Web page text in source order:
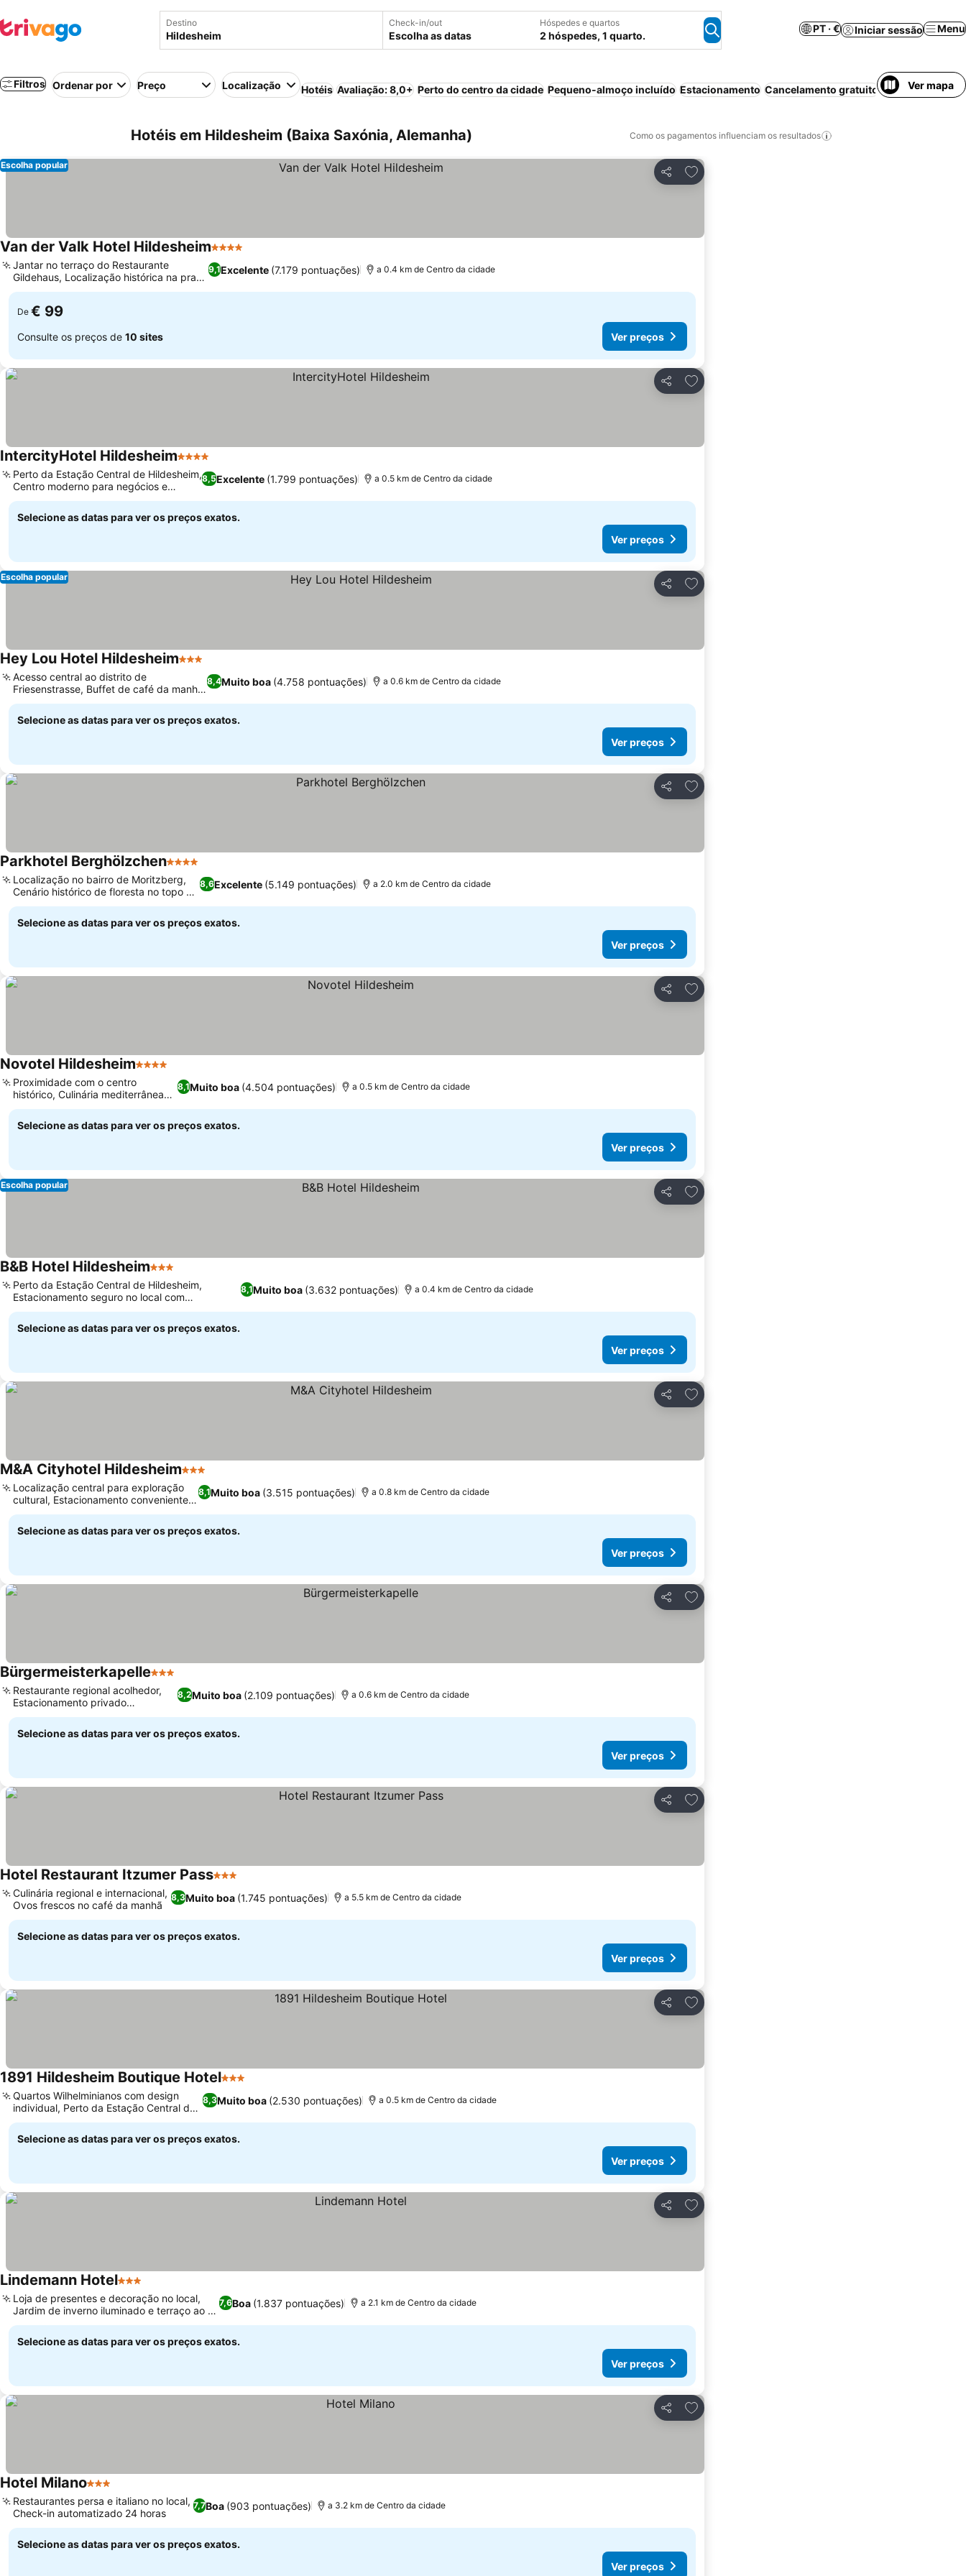
Destino Check-in/out
Escolha as datas
Hóspedes e quartos
2 hóspedes, 1 quarto.
PT · € Iniciar sessão Menu
Filtros Ordenar por Preço Localização Hotéis Avaliação: 8,0+ Perto do centro da cidade Pequeno-almoço incluído Estacionamento Cancelamento gratuito Ar condicionado
Ver mapa
Hotéis em Hildesheim (Baixa Saxónia, Alemanha) Como os pagamentos influenciam os resultados
Partilhar
Adicionar aos favoritos
Escolha popular
Van der Valk Hotel Hildesheim4 Estrelas
9,1Excelente (7.179 pontuações)
Jantar no terraço do Restaurante
Gildehaus, Localização histórica na praça
do mercado
a 0.4 km de Centro da cidade
De € 99
Consulte os preços de 10 sites Ver preços
Partilhar
Adicionar aos favoritos
IntercityHotel Hildesheim4 Estrelas
8,5Excelente (1.799 pontuações)
Perto da Estação Central de Hildesheim,
Centro moderno para negócios e
transporte
a 0.5 km de Centro da cidade
Selecione as datas para ver os preços exatos.
Ver preços
Partilhar
Adicionar aos favoritos
Escolha popular
Hey Lou Hotel Hildesheim3 Estrelas
8,4Muito boa (4.758 pontuações)
Acesso central ao distrito de
Friesenstrasse, Buffet de café da manhã
continental variado
a 0.6 km de Centro da cidade
Selecione as datas para ver os preços exatos.
Ver preços
Partilhar
Adicionar aos favoritos
Parkhotel Berghölzchen4 Estrelas
8,6Excelente (5.149 pontuações)
Localização no bairro de Moritzberg,
Cenário histórico de floresta no topo da
colina
a 2.0 km de Centro da cidade
Selecione as datas para ver os preços exatos.
Ver preços
Partilhar
Adicionar aos favoritos
Novotel Hildesheim4 Estrelas
8,1Muito boa (4.504 pontuações)
Proximidade com o centro
histórico, Culinária mediterrânea
no Sültino
a 0.5 km de Centro da cidade
Selecione as datas para ver os preços exatos.
Ver preços
Partilhar
Adicionar aos favoritos
Escolha popular
B&B Hotel Hildesheim3 Estrelas
8,1Muito boa (3.632 pontuações)
Perto da Estação Central de Hildesheim,
Estacionamento seguro no local com
carregamento para veículos elétricos
a 0.4 km de Centro da cidade
Selecione as datas para ver os preços exatos.
Ver preços
Partilhar
Adicionar aos favoritos
M&A Cityhotel Hildesheim3 Estrelas
8,1Muito boa (3.515 pontuações)
Localização central para exploração
cultural, Estacionamento conveniente
no local
a 0.8 km de Centro da cidade
Selecione as datas para ver os preços exatos.
Ver preços
Partilhar
Adicionar aos favoritos
Bürgermeisterkapelle3 Estrelas
8,2Muito boa (2.109 pontuações)
Restaurante regional acolhedor,
Estacionamento privado
conveniente
a 0.6 km de Centro da cidade
Selecione as datas para ver os preços exatos.
Ver preços
Partilhar
Adicionar aos favoritos
Hotel Restaurant Itzumer Pass3 Estrelas
8,3Muito boa (1.745 pontuações)
Culinária regional e internacional,
Ovos frescos no café da manhã
a 5.5 km de Centro da cidade
Selecione as datas para ver os preços exatos.
Ver preços
Partilhar
Adicionar aos favoritos
1891 Hildesheim Boutique Hotel3 Estrelas
8,3Muito boa (2.530 pontuações)
Quartos Wilhelminianos com design
individual, Perto da Estação Central de
Hildesheim
a 0.5 km de Centro da cidade
Selecione as datas para ver os preços exatos.
Ver preços
Partilhar
Adicionar aos favoritos
Lindemann Hotel3 Estrelas
7,6Boa (1.837 pontuações)
Loja de presentes e decoração no local,
Jardim de inverno iluminado e terraço ao ar
livre
a 2.1 km de Centro da cidade
Selecione as datas para ver os preços exatos.
Ver preços
Partilhar
Adicionar aos favoritos
Hotel Milano3 Estrelas
7,7Boa (903 pontuações)
Restaurantes persa e italiano no local,
Check-in automatizado 24 horas
a 3.2 km de Centro da cidade
Selecione as datas para ver os preços exatos.
Ver preços